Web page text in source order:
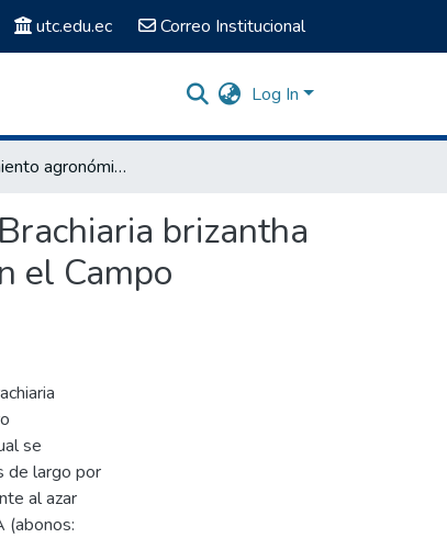
utc.edu.ec Correo Institucional
Log In
Comportamiento agronómico y valor nutricional del pasto Brachiaria brizantha con abonos orgánicos en diferentes estados de madurez en el Campo Experimental La Playita UTC- La Maná
brizantha
el Campo
se
de largo por
al azar
(abonos: